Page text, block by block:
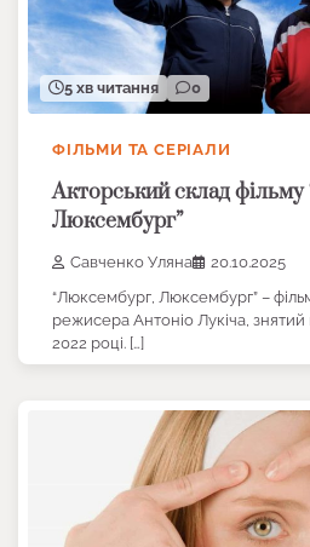
5 хв читання 0
ФІЛЬМИ ТА СЕРІАЛИ
Акторський склад
Люксембург”
Савченко Уляна
20.10.2025
“Люксембург, Люксембург” –
режисера Антоніо Лукіча, знятий
2022 році. […]